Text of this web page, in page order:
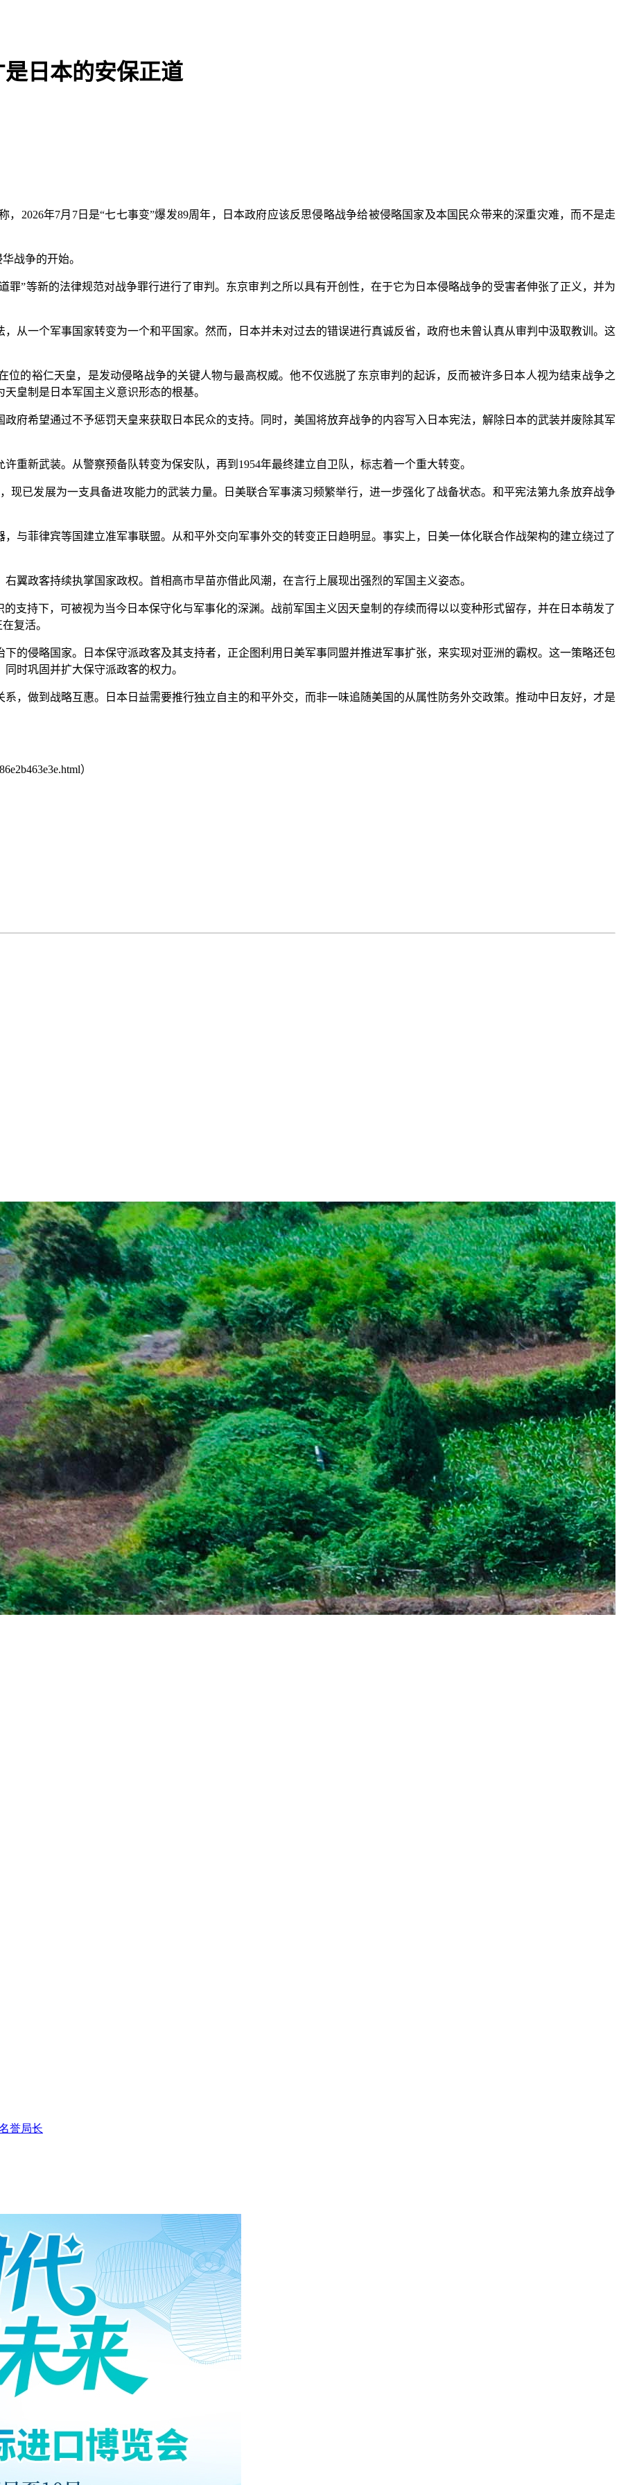
日本的安保正道
年7月7日是“七七事变”爆发89周年，日本政府应该反思侵略战争给被侵略国家及本国民众带来的深重灾难，而不是走
战争的开始。
等新的法律规范对战争罪行进行了审判。东京审判之所以具有开创性，在于它为日本侵略战争的受害者伸张了正义，并为
一个军事国家转变为一个和平国家。然而，日本并未对过去的错误进行真诚反省，政府也未曾认真从审判中汲取教训。这
裕仁天皇，是发动侵略战争的关键人物与最高权威。他不仅逃脱了东京审判的起诉，反而被许多日本人视为结束战争之
皇制是日本军国主义意识形态的根基。
希望通过不予惩罚天皇来获取日本民众的支持。同时，美国将放弃战争的内容写入日本宪法，解除日本的武装并废除其军
新武装。从警察预备队转变为保安队，再到1954年最终建立自卫队，标志着一个重大转变。
发展为一支具备进攻能力的武装力量。日美联合军事演习频繁举行，进一步强化了战备状态。和平宪法第九条放弃战争
菲律宾等国建立准军事联盟。从和平外交向军事外交的转变正日趋明显。事实上，日美一体化联合作战架构的建立绕过了
政客持续执掌国家政权。首相高市早苗亦借此风潮，在言行上展现出强烈的军国主义姿态。
持下，可被视为当今日本保守化与军事化的深渊。战前军国主义因天皇制的存续而得以以变种形式留存，并在日本萌发了
复活。
侵略国家。日本保守派政客及其支持者，正企图利用日美军事同盟并推进军事扩张，来实现对亚洲的霸权。这一策略还包
时巩固并扩大保守派政客的权力。
做到战略互惠。日本日益需要推行独立自主的和平外交，而非一味追随美国的从属性防务外交政策。推动中日友好，才是
）